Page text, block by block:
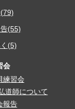
(55)
(5)
会
練習会
道師について
報告